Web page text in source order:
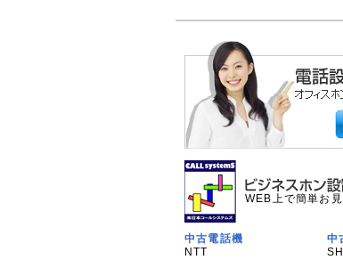
WEB上で簡単お
中古電話機
NTT
中